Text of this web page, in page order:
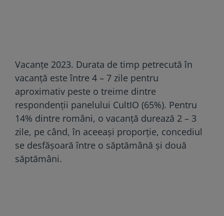
Vacanţe 2023. Durata de timp petrecută în
vacanță este între 4 – 7 zile pentru
aproximativ peste o treime dintre
respondenții panelului CultIO (65%). Pentru
14% dintre români, o vacanță durează 2 – 3
zile, pe când, în aceeași proporție, concediul
se desfășoară între o săptămână și două
săptămâni.